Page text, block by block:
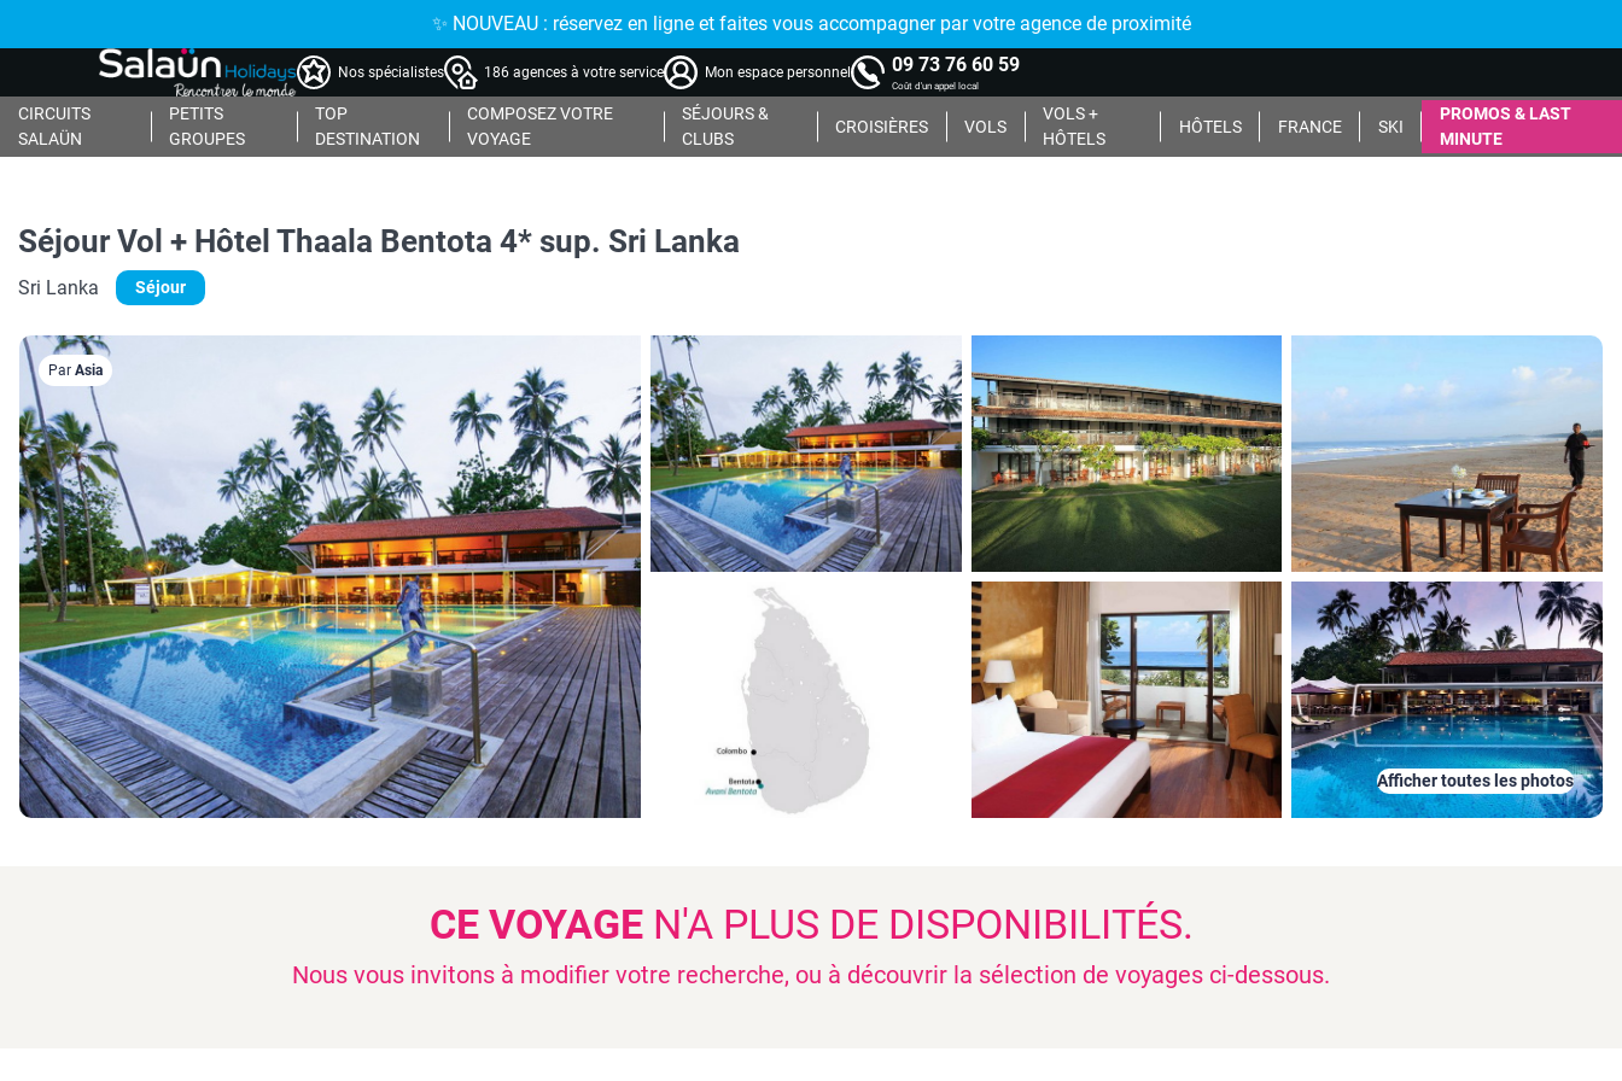
✨ NOUVEAU : réservez en ligne et faites vous accompagner par votre agence de proximité
Nos spécialistes 186 agences à votre service Mon espace personnel 09 73 76 60 59
Coût d'un appel local
CIRCUITS
SALAÜN
PETITS
GROUPES
TOP
DESTINATION
COMPOSEZ VOTRE
VOYAGE
SÉJOURS &
CLUBS
CROISIÈRES VOLS
VOLS +
HÔTELS
HÔTELS FRANCE SKI
PROMOS & LAST
MINUTE
Séjour Vol + Hôtel Thaala Bentota 4* sup. Sri Lanka
Sri Lanka Séjour
Afficher toutes les photos
Par Asia
CE VOYAGEN'A PLUS DE DISPONIBILITÉS.
Nous vous invitons à modifier votre recherche, ou à découvrir la sélection de voyages ci-dessous.